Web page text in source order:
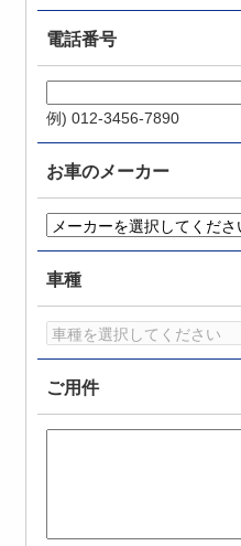
電話番号
例) 012-3456-7890
お車のメーカー
車種
ご用件